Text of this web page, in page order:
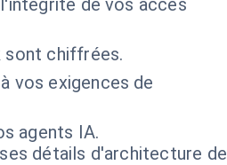
de vos accès
sont chiffrées.
vos exigences de
agents IA.
détails d'architecture de